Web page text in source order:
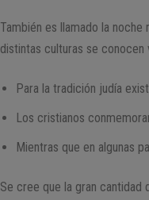
También es llamado la
distintas culturas se
Para la tradición judía
Los cristianos
Mientras que en algunas
Se cree que la gran cantidad